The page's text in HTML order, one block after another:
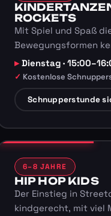
ROCKETS
Mit Spiel und Spaß
Bewegungsformen
Dienstag ·
Kostenlose
Schnupperstunde
6–8 JAHRE
HIP HOP KIDS
Der Einstieg in
kindgerecht, mit viel